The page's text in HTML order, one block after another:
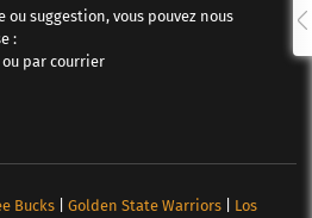
suggestion, vous pouvez nous
:
ou par courrier
Bucks| Golden State Warriors| Los